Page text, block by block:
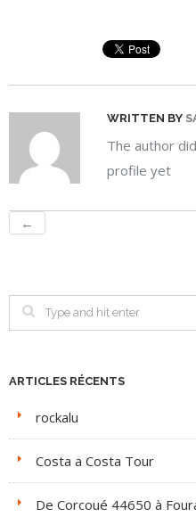
WRITTEN BY
The author
profile yet
←
ARTICLES RÉCENTS
rockalu
Costa a Costa Tour
De Corcoué 44650 à